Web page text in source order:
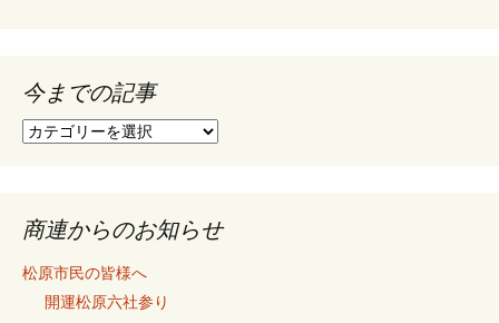
ョ
ン
今までの記事
今
記
事
商連からのお知らせ
松原市民の皆様へ
開運松原六社参り